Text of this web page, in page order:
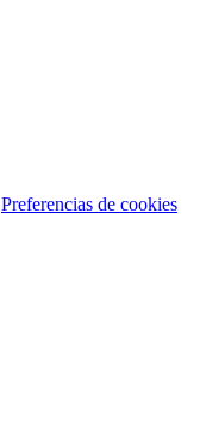
Preferencias de cookies